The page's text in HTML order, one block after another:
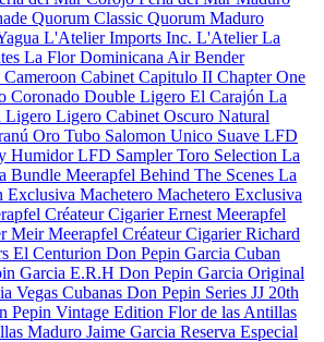
Quorum Classic Quorum Maduro
L'Atelier Imports Inc. L'AtelierLa
La Flor Dominicana Air Bender
Cameroon Cabinet Capitulo II Chapter One
Coronado Double Ligero El Carajón La
Ligero Ligero Cabinet Oscuro Natural
Oro Tubo Salomon Unico Suave LFD
HumidorLFD Sampler Toro Selection La
Bundle Meerapfel Behind The Scenes La
Exclusiva Machetero Machetero Exclusiva
Créateur Cigarier Ernest Meerapfel
MeirMeerapfel Créateur Cigarier Richard
El Centurion Don Pepin Garcia Cuban
Garcia E.R.H Don Pepin Garcia Original
Vegas Cubanas Don Pepin Series JJ 20th
Pepin Vintage Edition Flor de las Antillas
Maduro Jaime Garcia Reserva Especial